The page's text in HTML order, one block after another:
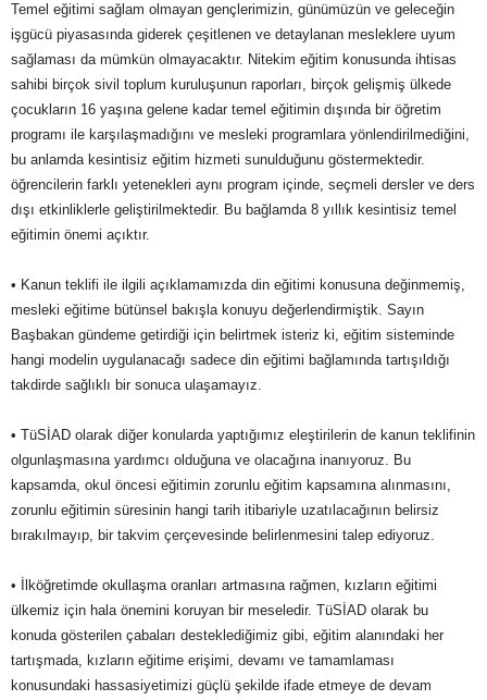
Temel eğitimi sağlam olmayan gençlerimizin, günümüzün ve geleceğin
işgücü piyasasında giderek çeşitlenen ve detaylanan mesleklere uyum
sağlaması da mümkün olmayacaktır. Nitekim eğitim konusunda ihtisas
sahibi birçok sivil toplum kuruluşunun raporları, birçok gelişmiş ülkede
çocukların 16 yaşına gelene kadar temel eğitimin dışında bir öğretim
programı ile karşılaşmadığını ve mesleki programlara yönlendirilmediğini,
bu anlamda kesintisiz eğitim hizmeti sunulduğunu göstermektedir.
öğrencilerin farklı yetenekleri aynı program içinde, seçmeli dersler ve ders
dışı etkinliklerle geliştirilmektedir. Bu bağlamda 8 yıllık kesintisiz temel
eğitimin önemi açıktır.
• Kanun teklifi ile ilgili açıklamamızda din eğitimi konusuna değinmemiş,
mesleki eğitime bütünsel bakışla konuyu değerlendirmiştik. Sayın
Başbakan gündeme getirdiği için belirtmek isteriz ki, eğitim sisteminde
hangi modelin uygulanacağı sadece din eğitimi bağlamında tartışıldığı
takdirde sağlıklı bir sonuca ulaşamayız.
• TüSİAD olarak diğer konularda yaptığımız eleştirilerin de kanun teklifinin
olgunlaşmasına yardımcı olduğuna ve olacağına inanıyoruz. Bu
kapsamda, okul öncesi eğitimin zorunlu eğitim kapsamına alınmasını,
zorunlu eğitimin süresinin hangi tarih itibariyle uzatılacağının belirsiz
bırakılmayıp, bir takvim çerçevesinde belirlenmesini talep ediyoruz.
• İlköğretimde okullaşma oranları artmasına rağmen, kızların eğitimi
ülkemiz için hala önemini koruyan bir meseledir. TüSİAD olarak bu
konuda gösterilen çabaları desteklediğimiz gibi, eğitim alanındaki her
tartışmada, kızların eğitime erişimi, devamı ve tamamlaması
konusundaki hassasiyetimizi güçlü şekilde ifade etmeye de devam